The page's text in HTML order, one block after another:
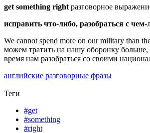
get something right разговорное
исправить что-либо, разобраться с чем-
We cannot spend more on our military than
можем тратить на нашу оборонку
время нам разобраться со своими
английские разговорные фразы
Теги
#get
#something
#right